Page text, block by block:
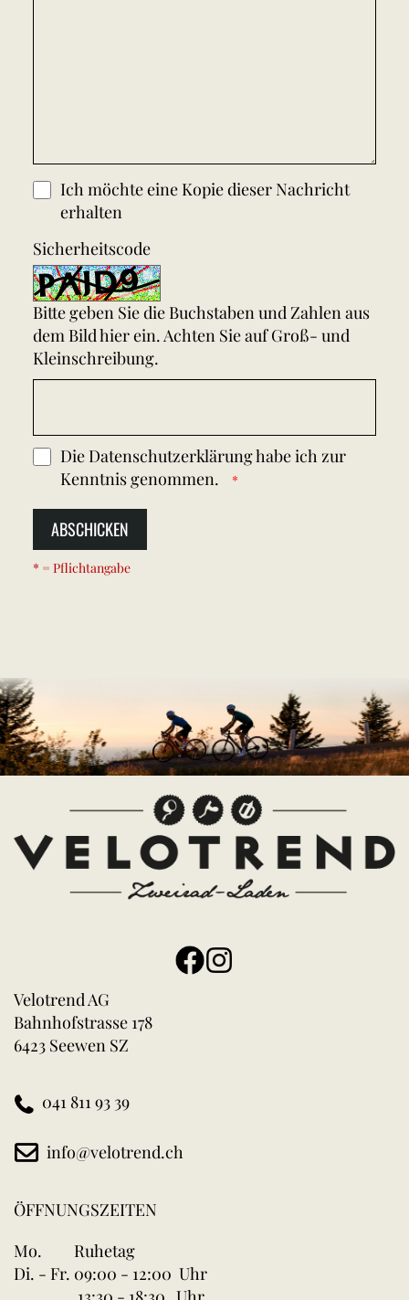
Ich möchte eine Kopie dieser Nachricht
erhalten
Sicherheitscode
Bitte geben Sie die Buchstaben und Zahlen aus
dem Bild hier ein. Achten Sie auf Groß- und
Kleinschreibung.
Die Datenschutzerklärunghabe ich zur
Kenntnis genommen.
ABSCHICKEN
* = Pflichtangabe
Velotrend AG
Bahnhofstrasse 178
6423 Seewen SZ
041 811 93 39
info@velotrend.ch
ÖFFNUNGSZEITEN
Mo.
Ruhetag
Di. - Fr. 09:00 - 12:00 Uhr